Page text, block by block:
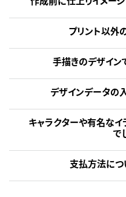
プリント以外
手描きのデザイン
デザインデータの
キャラクターや有名な
で
支払方法につ